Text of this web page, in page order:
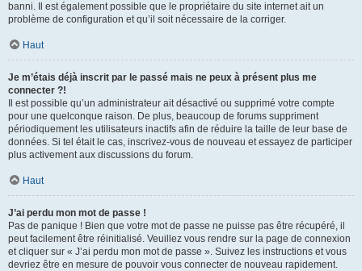
banni. Il est également possible que le propriétaire du site internet ait un
problème de configuration et qu’il soit nécessaire de la corriger.
Haut
Je m’étais déjà inscrit par le passé mais ne peux à présent plus me
connecter ?!
Il est possible qu’un administrateur ait désactivé ou supprimé votre compte
pour une quelconque raison. De plus, beaucoup de forums suppriment
périodiquement les utilisateurs inactifs afin de réduire la taille de leur base de
données. Si tel était le cas, inscrivez-vous de nouveau et essayez de participer
plus activement aux discussions du forum.
Haut
J’ai perdu mon mot de passe !
Pas de panique ! Bien que votre mot de passe ne puisse pas être récupéré, il
peut facilement être réinitialisé. Veuillez vous rendre sur la page de connexion
et cliquer sur « J’ai perdu mon mot de passe ». Suivez les instructions et vous
devriez être en mesure de pouvoir vous connecter de nouveau rapidement.